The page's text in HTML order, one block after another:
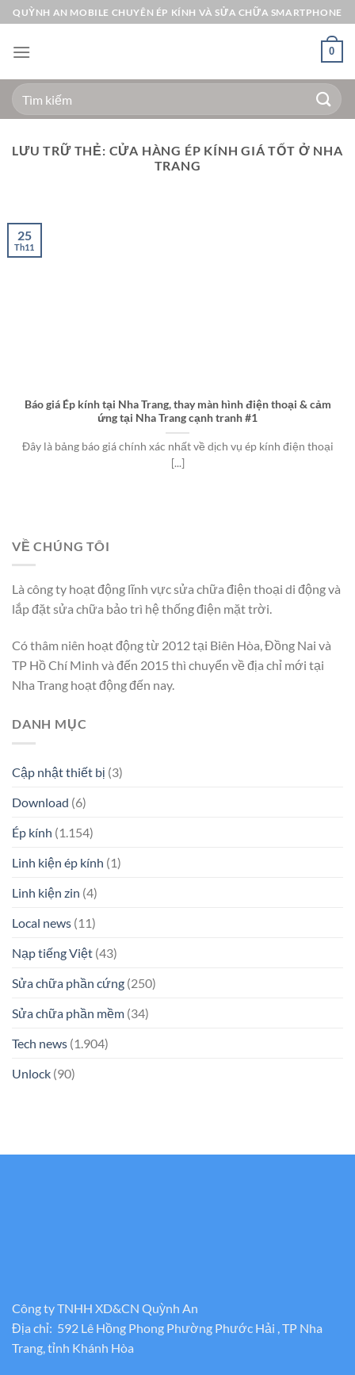
Bỏ
qua
nội
QUỲNH AN MOBILE CHUYÊN ÉP KÍNH VÀ SỬA CHỮA SMARTPHONE
0
Tìm
kiếm:
LƯU TRỮ THẺ: CỬA HÀNG ÉP KÍNH GIÁ TỐT Ở NHA
TRANG
Báo giá Ép kính tại Nha Trang, thay màn hình điện thoại & cảm
ứng tại Nha Trang cạnh tranh #1
Đây là bảng báo giá chính xác nhất về dịch vụ ép kính điện thoại
[...]
25
Th11
VỀ CHÚNG TÔI
Là công ty hoạt động lĩnh vực sửa chữa điện thoại di động và
lắp đặt sửa chữa bảo trì hệ thống điện mặt trời.
Có thâm niên hoạt động từ 2012 tại Biên Hòa, Đồng Nai và
TP Hồ Chí Minh và đến 2015 thì chuyển về địa chỉ mới tại
Nha Trang hoạt động đến nay.
DANH MỤC
Cập nhật thiết bị (3)
Download (6)
Ép kính (1.154)
Linh kiện ép kính (1)
Linh kiện zin (4)
Local news (11)
Nạp tiếng Việt (43)
Sửa chữa phần cứng (250)
Sửa chữa phần mềm (34)
Tech news (1.904)
Unlock (90)
Công ty TNHH XD&CN Quỳnh An
Địa chỉ: 592 Lê Hồng Phong Phường Phước Hải , TP Nha
Trang, tỉnh Khánh Hòa